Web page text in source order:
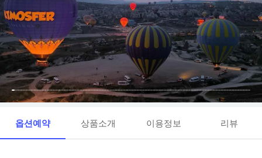
옵션예약 상품소개 이용정보 리뷰